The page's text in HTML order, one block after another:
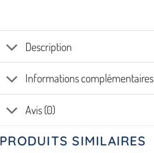
Description
Informations complémentaires
Avis (0)
PRODUITS SIMILAIRES